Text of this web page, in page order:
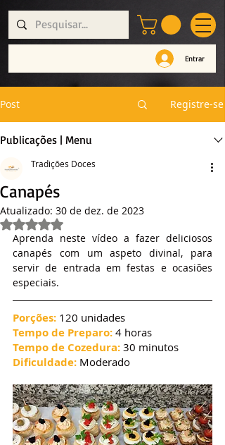
Entrar
Post Registre-se
Publicações | Menu
Canapés
Tradições Doces
Atualizado: 30 de dez. de 2023
Avaliado com NaN de 5 estrelas.
Aprenda neste vídeo a fazer deliciosos
canapés com um aspeto divinal, para
servir de entrada em festas e ocasiões
especiais.
Porções: 120 unidades
Tempo de Preparo: 4 horas
Tempo de Cozedura: 30 minutos
Dificuldade: Moderado